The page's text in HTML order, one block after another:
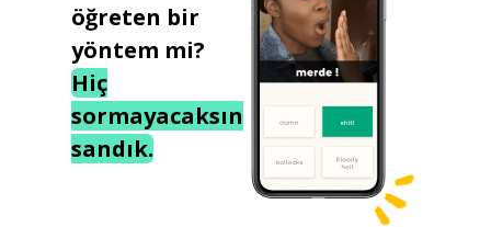
öğreten bir
yöntem mi?
Hiç
sormayacaksın
sandık.